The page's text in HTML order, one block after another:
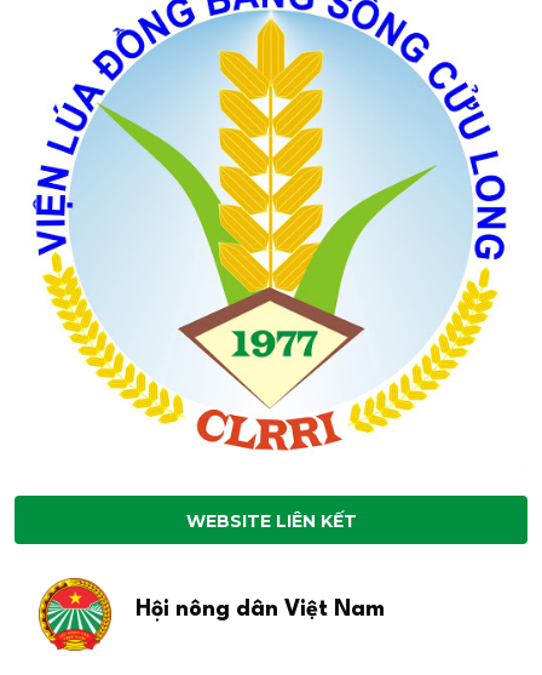
WEBSITE LIÊN KẾT
Hội nông dân Việt Nam